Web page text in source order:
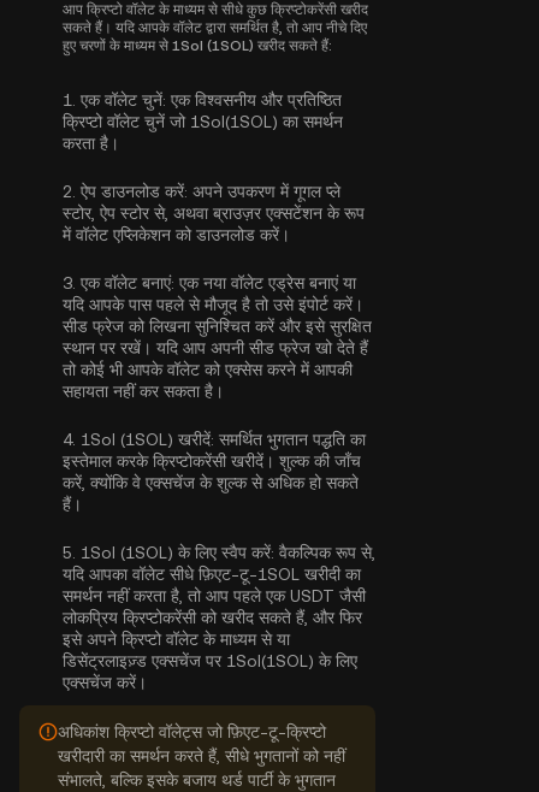
आप क्रिप्टो वॉलेट के माध्यम से सीधे कुछ क्रिप्टोकरेंसी खरीद
सकते हैं। यदि आपके वॉलेट द्वारा समर्थित है, तो आप नीचे दिए
हुए चरणों के माध्यम से 1Sol (1SOL) खरीद सकते हैं:
1. एक वॉलेट चुनें: एक विश्वसनीय और प्रतिष्ठित
क्रिप्टो वॉलेट चुनें जो 1Sol(1SOL) का समर्थन
करता है।
2. ऐप डाउनलोड करें: अपने उपकरण में गूगल प्ले
स्टोर, ऐप स्टोर से, अथवा ब्राउज़र एक्सटेंशन के रूप
में वॉलेट एप्लिकेशन को डाउनलोड करें।
3. एक वॉलेट बनाएं: एक नया वॉलेट एड्रेस बनाएं या
यदि आपके पास पहले से मौजूद है तो उसे इंपोर्ट करें।
सीड फ्रेज को लिखना सुनिश्चित करें और इसे सुरक्षित
स्थान पर रखें। यदि आप अपनी सीड फ्रेज खो देते हैं
तो कोई भी आपके वॉलेट को एक्सेस करने में आपकी
सहायता नहीं कर सकता है।
4. 1Sol (1SOL) खरीदें: समर्थित भुगतान पद्धति का
इस्तेमाल करके क्रिप्टोकरेंसी खरीदें। शुल्क की जाँच
करें, क्योंकि वे एक्सचेंज के शुल्क से अधिक हो सकते
हैं।
5. 1Sol (1SOL) के लिए स्वैप करें: वैकल्पिक रूप से,
यदि आपका वॉलेट सीधे फ़िएट-टू-1SOL खरीदी का
समर्थन नहीं करता है, तो आप पहले एक USDT जैसी
लोकप्रिय क्रिप्टोकरेंसी को खरीद सकते हैं, और फिर
इसे अपने क्रिप्टो वॉलेट के माध्यम से या
डिसेंट्रलाइज़्ड एक्सचेंज पर 1Sol(1SOL) के लिए
एक्सचेंज करें।
अधिकांश क्रिप्टो वॉलेट्स जो फ़िएट-टू-क्रिप्टो
खरीदारी का समर्थन करते हैं, सीधे भुगतानों को नहीं
संभालते, बल्कि इसके बजाय थर्ड पार्टी के भुगतान